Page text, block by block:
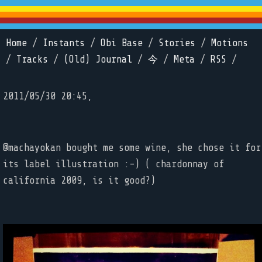
Home / Instants / Obi Base / Stories /
Motions
/ Tracks / (Old) Journal / 今 / Meta / RSS /
2011/05/30 20:45,
@machayokan bought me some wine, she chose it for
its label illustration :-) ( chardonnay of
california 2009, is it good?)